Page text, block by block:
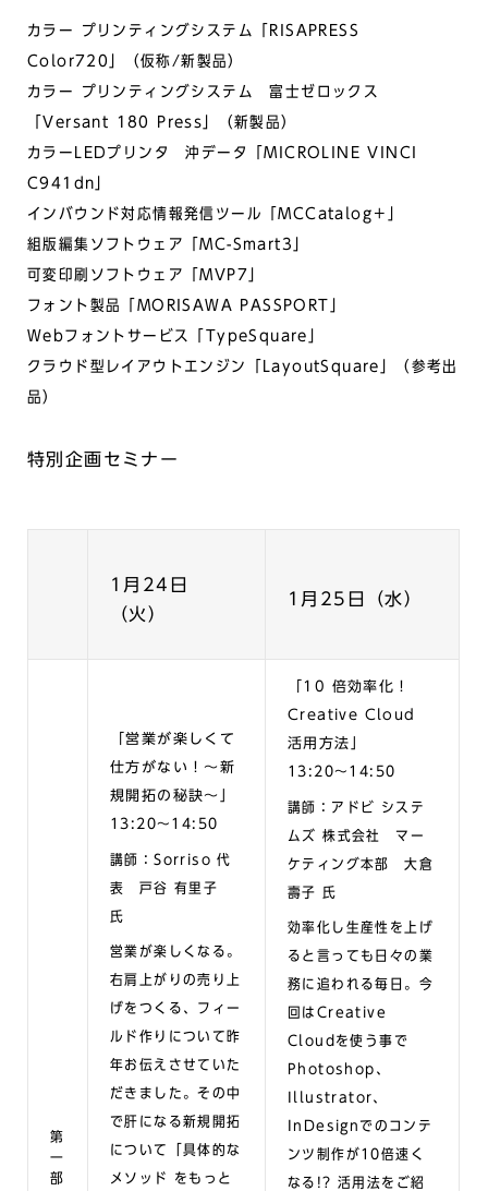
カラー プリンティングシステム「RISAPRESS
Color720」（仮称/新製品）
カラー プリンティングシステム 富士ゼロックス
「Versant 180 Press」（新製品）
カラーLEDプリンタ 沖データ「MICROLINE VINCI
C941dn」
インバウンド対応情報発信ツール「MCCatalog＋」
組版編集ソフトウェア「MC-Smart3」
可変印刷ソフトウェア「MVP7」
フォント製品「MORISAWA PASSPORT」
Webフォントサービス「TypeSquare」
クラウド型レイアウトエンジン「LayoutSquare」（参考出
品）
特別企画セミナー
1月24日
（火）
1月25日（水）
第
一
部
「営業が楽しくて
仕方がない！～新
規開拓の秘訣～」
13:20〜14:50
講師：Sorriso 代
表 戸谷 有里子
氏
営業が楽しくなる。
右肩上がりの売り上
げをつくる、フィー
ルド作りについて昨
年お伝えさせていた
だきました。その中
で肝になる新規開拓
について「具体的な
メソッド をもっと
「10 倍効率化！
Creative Cloud
活用方法」
13:20〜14:50
講師：アドビ システ
ムズ 株式会社 マー
ケティング本部 大倉
壽子 氏
効率化し生産性を上げ
ると言っても日々の業
務に追われる毎日。今
回はCreative
Cloudを使う事で
Photoshop、
Illustrator、
InDesignでのコンテ
ンツ制作が10倍速く
なる!? 活用法をご紹